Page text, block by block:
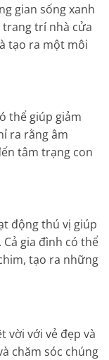
gian sống xanh
trang trí nhà cửa
tạo ra một môi
thể giúp giảm
ra rằng âm
tâm trạng con
động thú vị giúp
gia đình có thể
tạo ra những
vời với vẻ đẹp và
chăm sóc chúng